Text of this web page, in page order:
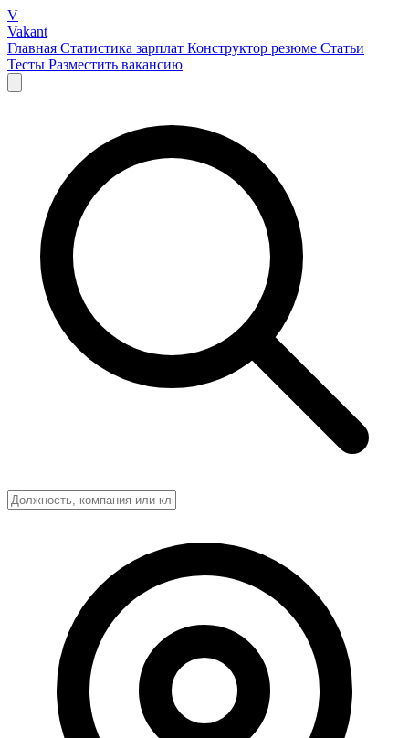
V
Vakant
Главная Статистика зарплат Конструктор резюме Статьи
Тесты Разместить вакансию